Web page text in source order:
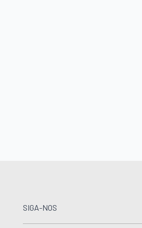
SIGA-NOS